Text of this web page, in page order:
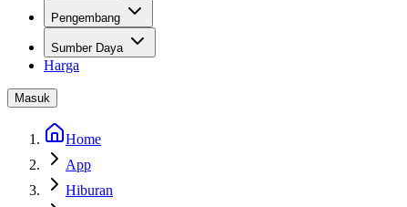
Pengembang
Sumber Daya
Harga
Masuk
Home
App
Hiburan